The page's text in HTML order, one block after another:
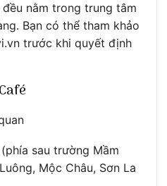
nằm trong trung tâm
Bạn có thể tham khảo
trước khi quyết định
sau trường Mầm
Mộc Châu, Sơn La